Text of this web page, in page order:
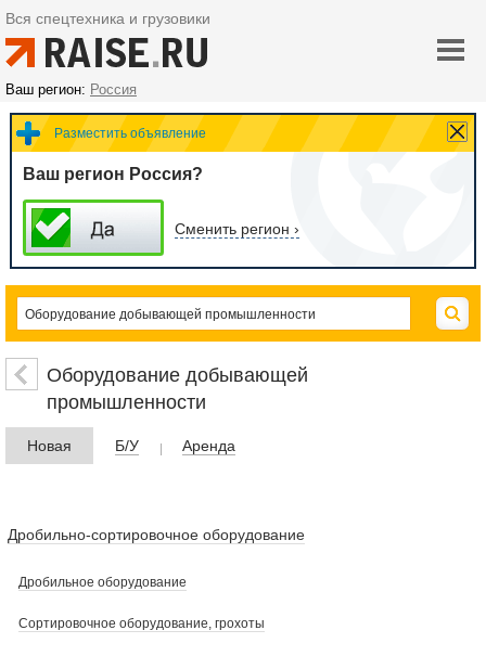
Вся спецтехника и грузовики
Ваш регион: Россия
Разместить объявление
Ваш регион Россия?
Сменить регион ›
Оборудование добывающей
промышленности
Новая Б/У Аренда
Дробильно-сортировочное оборудование
Дробильное оборудование
Сортировочное оборудование, грохоты